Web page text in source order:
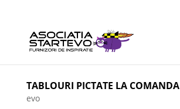
TABLOURI PICTATE LA COMANDA
evo